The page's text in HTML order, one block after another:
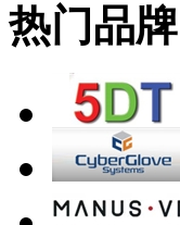
热门品牌